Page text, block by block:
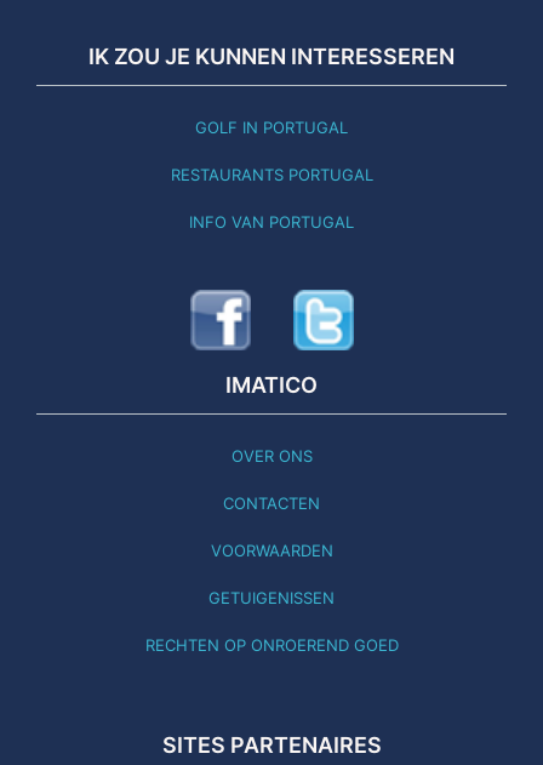
IK ZOU JE KUNNEN INTERESSEREN
GOLF IN PORTUGAL
RESTAURANTS PORTUGAL
INFO VAN PORTUGAL
IMATICO
OVER ONS
CONTACTEN
VOORWAARDEN
GETUIGENISSEN
RECHTEN OP ONROEREND GOED
SITES PARTENAIRES